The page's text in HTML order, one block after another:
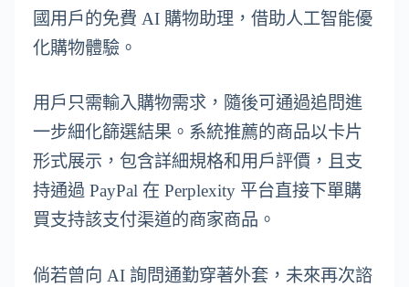
國用戶的免費 AI 購物助理，借助人工智能優
化購物體驗。
用戶只需輸入購物需求，隨後可通過追問進
一步細化篩選結果。系統推薦的商品以卡片
形式展示，包含詳細規格和用戶評價，且支
持通過 PayPal 在 Perplexity 平台直接下單購
買支持該支付渠道的商家商品。
倘若曾向 AI 詢問通勤穿著外套，未來再次諮